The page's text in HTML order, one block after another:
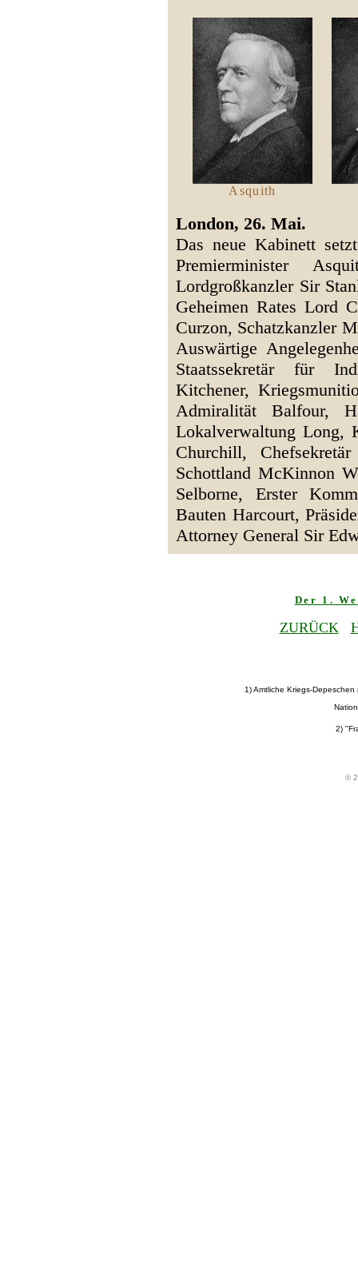
Asquith
London, 26. Mai.
Das neue Kabinett
Premierminister
Lordgroßkanzler Sir
Geheimen Rates Lord
Curzon, Schatzkanzler
Auswärtige
Staatssekretär für
Kitchener,
Admiralität Balfour,
Lokalverwaltung Long,
Churchill,
Schottland McKinnon
Selborne, Erster
Bauten Harcourt,
Attorney General Sir
Der 1.
ZURÜCK
1) Amtliche Kriegs-
2)
©